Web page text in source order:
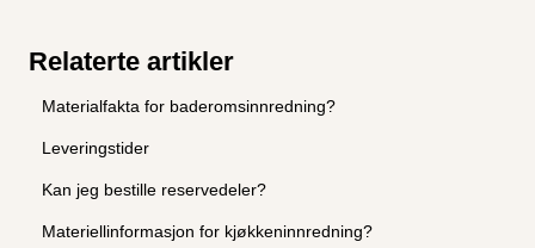
Relaterte artikler
Materialfakta for baderomsinnredning?
Leveringstider
Kan jeg bestille reservedeler?
Materiellinformasjon for kjøkkeninnredning?